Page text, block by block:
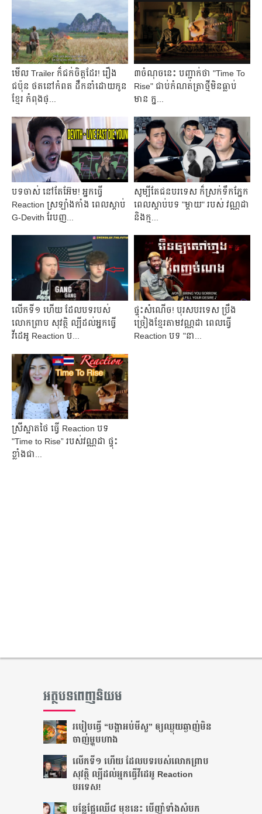
មើល Trailer ក៏ជក់ចិត្តដែរ! រឿង
ជប៉ុន ថតនៅកំពត ដឹកនាំដោយកូន
ខ្មែរ កំពុងផ្...
៣ចំណុចនេះ បញ្ជាក់ថា "Time To
Rise" ជាប់​កំណត់ត្រា​ថ្មីមិនធ្លាប់
មាន ក្ន...
បទចាស់ នៅតែអ៊ែម! អ្នកធ្វើ
Reaction ស្រឡាំងកាំង ពេលស្ដាប់
G-Devith រែបញ...
សូម្បីតែជនបរទេស ក៏ស្រក់ទឹកភ្នែក
ពេលស្ដាប់បទ "ម្ដាយ" របស់ វណ្ណដា
និងក្ម...
លើកទី១ ហើយ ដែល​បទរបស់
លោកព្រាប សុវត្ថិ ល្បីដល់អ្នកធ្វើ
វីដេអូ Reaction ប...
ផ្ទុះសំណើច! បុរសបរទេស ប្រឹង
ច្រៀងខ្មែរតាមវណ្ណដា ពេលធ្វើ
Reaction បទ "នា...
ស្រីស្អាតថៃ ធ្វើ Reaction បទ
"Time to Rise” របស់​វណ្ណដា ផ្ទុះ​
ខ្លាំងជា...
អត្ថបទពេញនិយម
របៀប​ធ្វើ “បង្គា​អប់​មីសួ” ឲ្យ​ឈ្ងុយ​ឆ្ងាញ់​មិន​
ចាញ់​ម្ហូប​ហាង
លើកទី១ ហើយ ដែល​បទរបស់លោកព្រាប
សុវត្ថិ ល្បីដល់អ្នកធ្វើវីដេអូ Reaction
បរទេស!
​បន្លែ​​ផ្លែឈើ​​​​​​​៨ ​​មុខនេះ បើ​​ញ៉ាំ​ទាំង​​សំបក